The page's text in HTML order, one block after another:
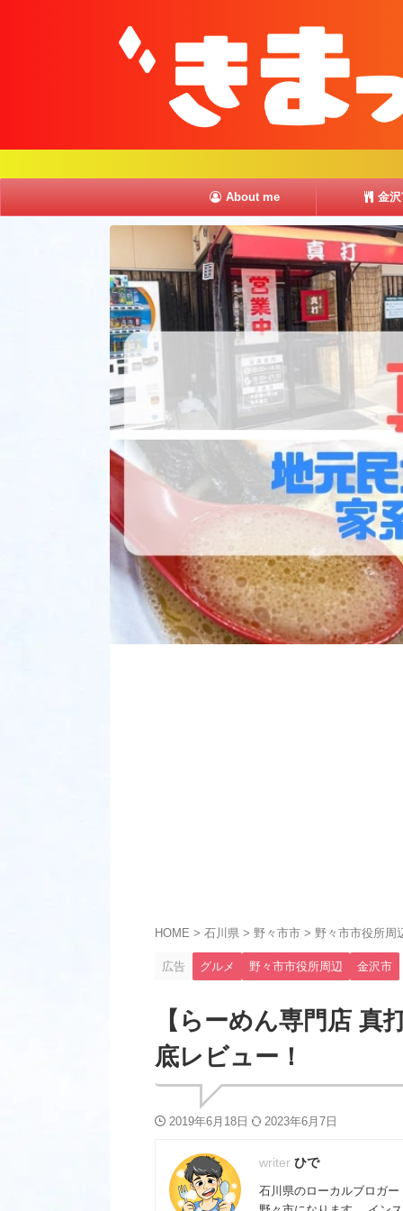
About me 金沢
HOME > 石川県 > 野々市市 > 野々市市役所周
広告 グルメ 野々市市役所周辺 金沢市
【らーめん専門店 真
底レビュー！
2019年6月18日 2023年6月7日
ひで
石川県のローカルブロガ